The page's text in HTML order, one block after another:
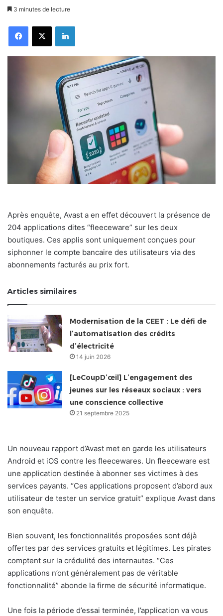
3 minutes de lecture
FacebookX Linkedin
Après enquête, Avast a en effet découvert la présence de
204 applications dites “fleeceware” sur les deux
boutiques. Ces applis sont uniquement conçues pour
siphonner le compte bancaire des utilisateurs via des
abonnements facturés au prix fort.
Articles similaires
Modernisation de la CEET : Le défi de
l’automatisation des crédits
d’électricité
14 juin 2026
[LeCoupD’œil] L’engagement des
jeunes sur les réseaux sociaux : vers
une conscience collective
21 septembre 2025
Un nouveau rapport d’Avast met en garde les utilisateurs
Android et iOS contre les fleecewares. Un fleeceware est
une application destinée à abonner ses victimes à des
services payants. “Ces applications proposent d’abord aux
utilisateur de tester un service gratuit” explique Avast dans
son enquête.
Bien souvent, les fonctionnalités proposées sont déjà
offertes par des services gratuits et légitimes. Les pirates
comptent sur la crédulité des internautes. “Ces
applications n’ont généralement pas de véritable
fonctionnalité” abonde la firme de sécurité informatique.
Une fois la période d’essai terminée, l’application va vous